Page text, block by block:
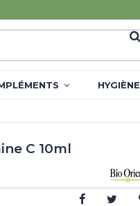
HYGIÈNE
C 10ml